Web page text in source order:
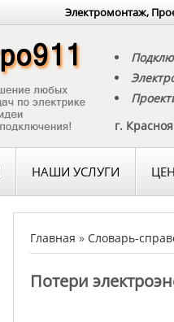
Электромонтаж,
г.
НАШИ УСЛУГИ
Главная » Словарь-
Потери